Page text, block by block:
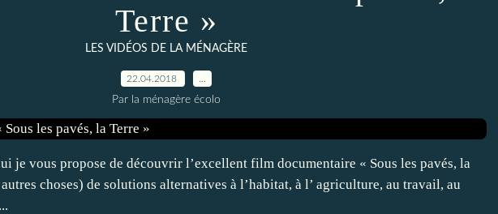
Terre »
LES VIDÉOS DE LA MÉNAGÈRE
22.04.2018
Par la ménagère écolo
je vous propose de découvrir l’excellent film documentaire « Sous les pavés, la
choses) de solutions alternatives à l’habitat, à l’ agriculture, au travail, au